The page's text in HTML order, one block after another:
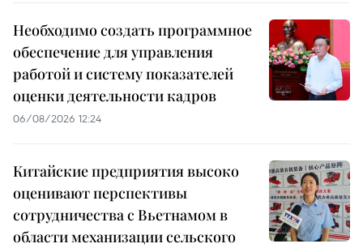
Необходимо создать программное
обеспечение для управления
работой и систему показателей
оценки деятельности кадров
06/08/2026 12:24
Китайские предприятия высоко
оценивают перспективы
сотрудничества с Вьетнамом в
области механизации сельского